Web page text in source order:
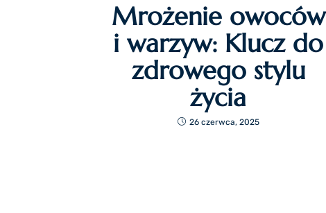
Mrożenie owoców
i warzyw: Klucz do
zdrowego stylu
życia
26 czerwca, 2025